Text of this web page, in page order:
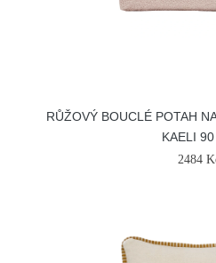
RŮŽOVÝ BOUCLÉ POTAH
KAELI
2484